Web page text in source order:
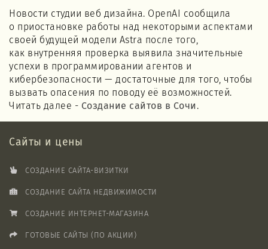
Новости студии веб дизайна. OpenAI сообщила
о приостановке работы над некоторыми аспектами
своей будущей модели Astra после того,
как внутренняя проверка выявила значительные
успехи в программировании агентов и
кибербезопасности — достаточные для того, чтобы
вызвать опасения по поводу её возможностей.
Читать далее - Создание сайтов в Сочи .
Сайты и цены
СОЗДАНИЕ САЙТА-ВИЗИТКИ
СОЗДАНИЕ САЙТА НЕДВИЖИМОСТИ
СОЗДАНИЕ ИНТЕРНЕТ-МАГАЗИНА
ГОТОВЫЕ САЙТЫ (ПО АКЦИИ)